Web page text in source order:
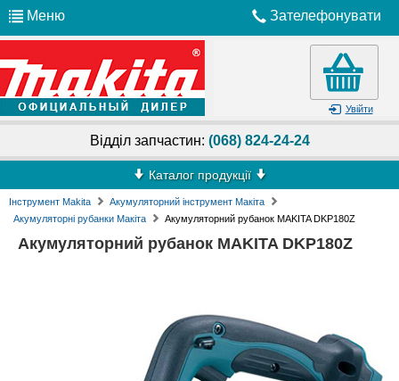
Меню Зателефонувати
Увійти
Відділ запчастин: (068) 824-24-24
Каталог продукції
Інструмент Makita
Акумуляторний інструмент Макіта
Акумуляторні рубанки Макіта
Акумуляторний рубанок MAKITA DKP180Z
Акумуляторний рубанок MAKITA DKP180Z